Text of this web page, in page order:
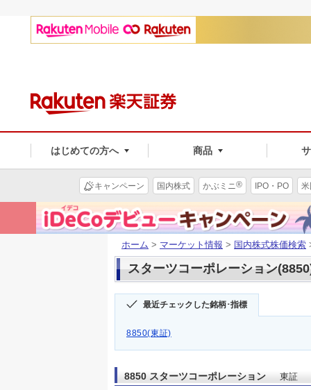
はじめての方へ 商品
キャンペーン 国内株式 かぶミニ® IPO・PO
ホーム > マーケット情報 > 国内株式株価検索
スターツコーポレーション
最近チェックした銘柄･指標
8850(東証)
8850 スターツコーポレーション 東証